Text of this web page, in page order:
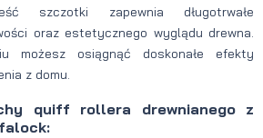
szczotki zapewnia długotrwałe
oraz estetycznego wyglądu drewna.
możesz osiągnąć doskonałe efekty
z domu.
quiff rollera drewnianego z